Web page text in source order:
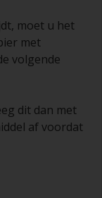
moet u het
met
volgende
dit dan met
af voordat